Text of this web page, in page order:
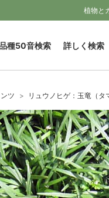
植物と
種50音検索 詳しく検索
ツ リュウノヒゲ：玉竜（タ